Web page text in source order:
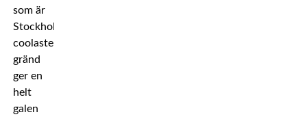
som är
Stockholms
coolaste
gränd
ger en
helt
galen